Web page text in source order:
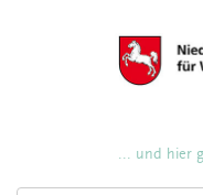
... und hier